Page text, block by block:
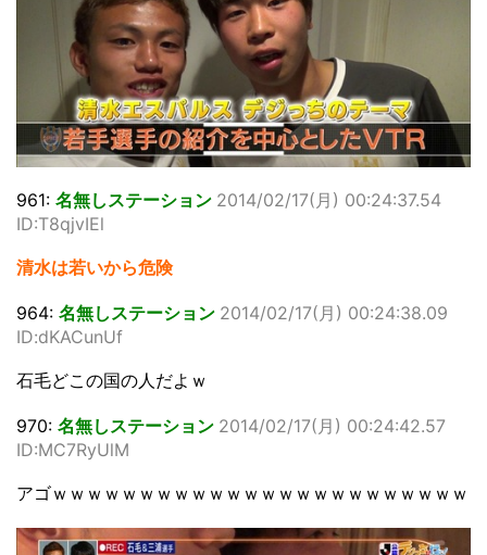
961: 名無しステーション 2014/02/17(月) 00:24:37.54
ID:T8qjvIEl
清水は若いから危険
964: 名無しステーション 2014/02/17(月) 00:24:38.09
ID:dKACunUf
石毛どこの国の人だよｗ
970: 名無しステーション 2014/02/17(月) 00:24:42.57
ID:MC7RyUlM
アゴｗｗｗｗｗｗｗｗｗｗｗｗｗｗｗｗｗｗｗｗｗｗｗｗ